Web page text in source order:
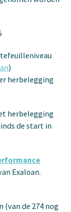
)
herbelegging
herbelegging
de start in
Exaloan.
(van de 274 nog